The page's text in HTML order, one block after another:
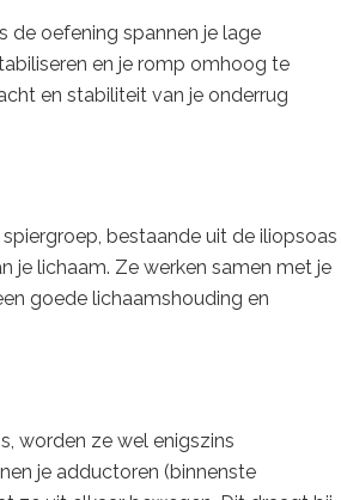
de oefening spannen je lage
en je romp omhoog te
en stabiliteit van je onderrug
bestaande uit de iliopsoas
je lichaam. Ze werken samen met je
goede lichaamshouding en
worden ze wel enigszins
je adductoren (binnenste